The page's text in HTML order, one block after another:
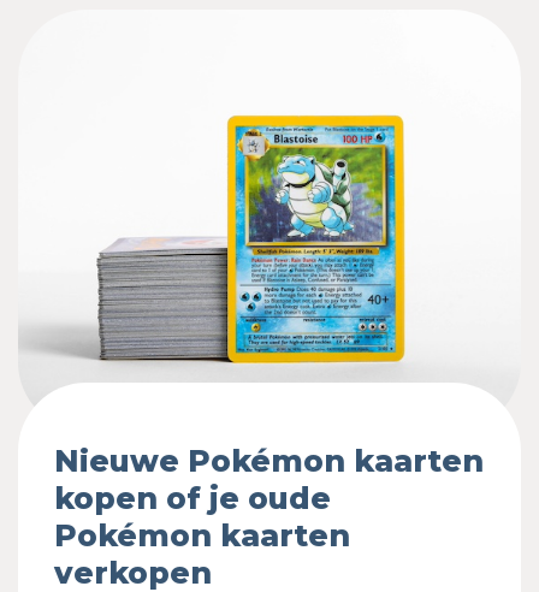
Nieuwe Pokémon kaarten
kopen of je oude
Pokémon kaarten
verkopen